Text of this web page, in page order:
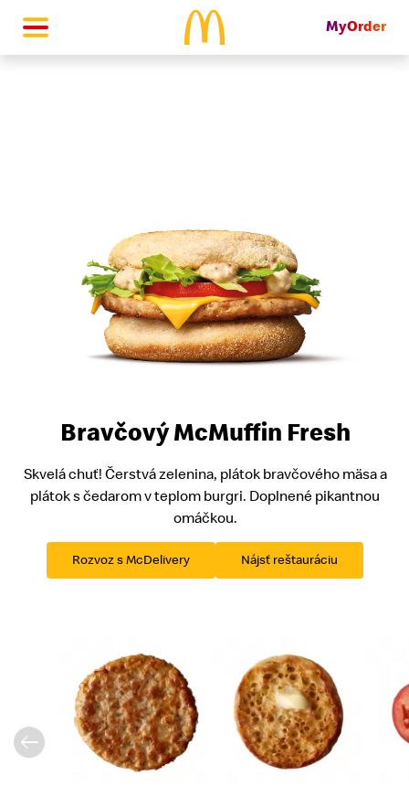
McDonald's Homepage
MyOrder
Bravčový McMuffin Fresh
Skvelá chuť! Čerstvá zelenina, plátok bravčového mäsa a
plátok s čedarom v teplom burgri. Doplnené pikantnou
omáčkou.
Rozvoz s McDelivery Nájsť reštauráciu